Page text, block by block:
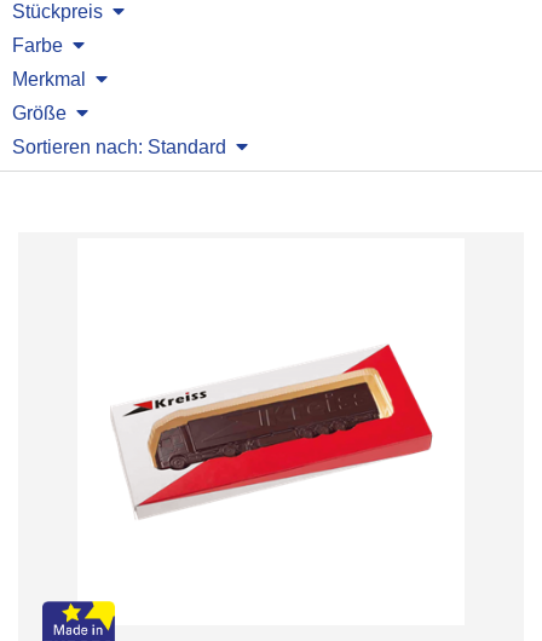
Stückpreis
Farbe
Merkmal
Größe
Sortieren nach: Standard